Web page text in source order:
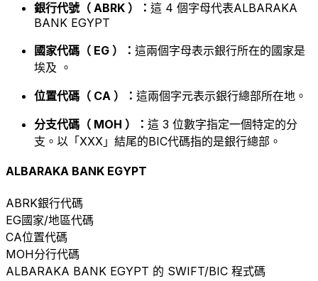
銀行代號（ ABRK ）： 這 4 個字母代表ALBARAKA
BANK EGYPT
國家代碼（ EG ）： 這兩個字母表示銀行所在的國家是
埃及 。
位置代碼（ CA ）： 這兩個字元表示銀行總部所在地。
分支代碼（ MOH ）： 這 3 位數字指定一個特定的分
支。以「XXX」結尾的BIC代碼指的是銀行總部。
ALBARAKA BANK EGYPT
ABRK銀行代碼
EG國家/地區代碼
CA位置代碼
MOH分行代碼
ALBARAKA BANK EGYPT 的 SWIFT/BIC 程式碼